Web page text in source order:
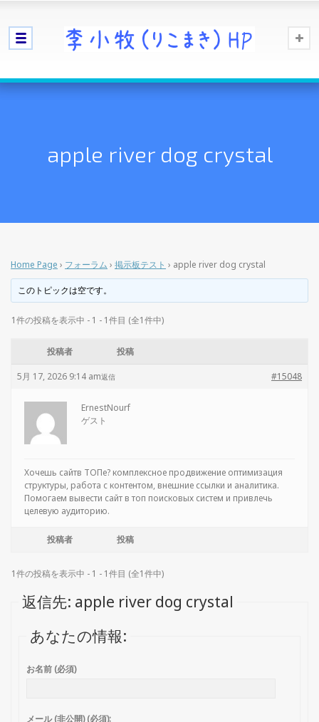
apple river dog crystal
Home Page › フォーラム › 掲示板テスト › apple river dog crystal
このトピックは空です。
1件の投稿を表示中 - 1 - 1件目 (全1件中)
投稿者 投稿
5月 17, 2026 9:14 am #15048
返信
ErnestNourf
ゲスト
Хочешь сайтв ТОПе? комплексное продвижение оптимизация
структуры, работа с контентом, внешние ссылки и аналитика.
Помогаем вывести сайт в топ поисковых систем и привлечь
целевую аудиторию.
投稿者 投稿
1件の投稿を表示中 - 1 - 1件目 (全1件中)
返信先: apple river dog crystal
あなたの情報:
お名前 (必須)
メール (非公開) (必須):